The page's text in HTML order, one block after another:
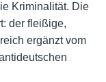
Kriminalität. Die
der fleißige,
ergänzt vom